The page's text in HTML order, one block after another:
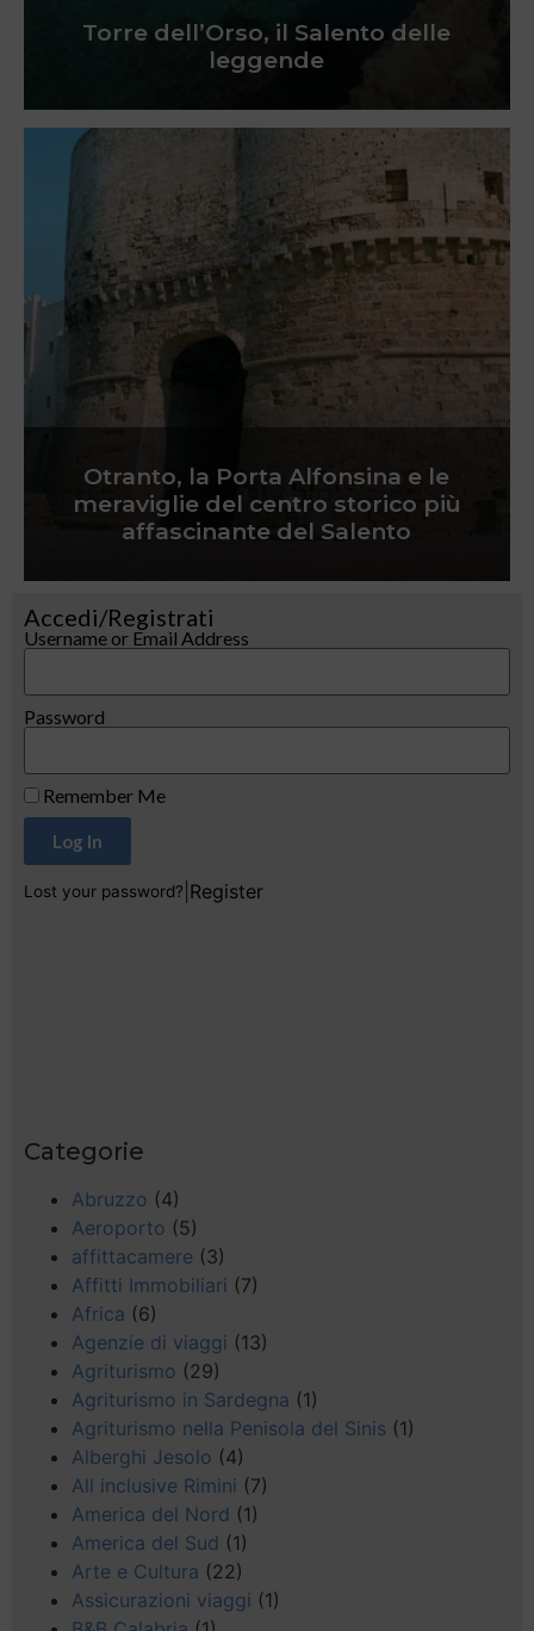
Torre dell’Orso, il Salento delle
leggende
Otranto, la Porta Alfonsina e le
meraviglie del centro storico più
affascinante del Salento
Accedi/Registrati
Username or Email Address
Password
Remember Me
Log In
Lost your password? Register
Categorie
Abruzzo (4)
Aeroporto (5)
affittacamere (3)
Affitti Immobiliari (7)
Africa (6)
Agenzie di viaggi (13)
Agriturismo (29)
Agriturismo in Sardegna (1)
Agriturismo nella Penisola del Sinis (1)
Alberghi Jesolo (4)
All inclusive Rimini (7)
America del Nord (1)
America del Sud (1)
Arte e Cultura (22)
Assicurazioni viaggi (1)